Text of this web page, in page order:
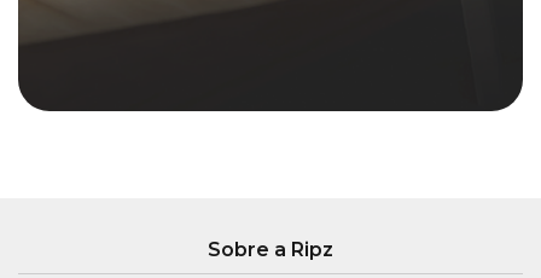
Sobre a Ripz